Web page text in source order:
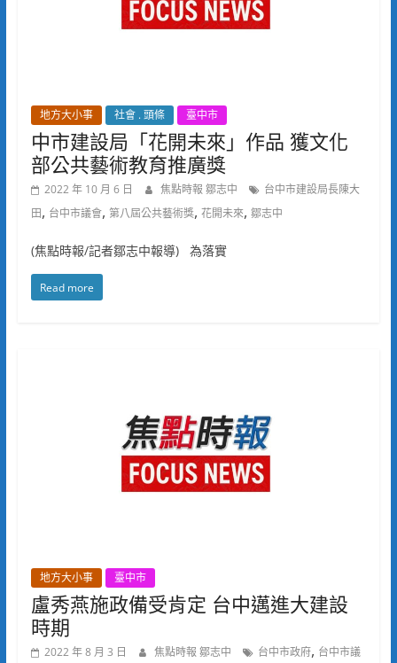
地方大小事 社會 . 頭條 臺中市
中市建設局「花開未來」作品 獲文化
部公共藝術教育推廣獎
2022 年 10 月 6 日 焦點時報 鄒志中
台中市建設局長陳大
田, 台中市議會, 第八屆公共藝術獎, 花開未來, 鄒志中
(焦點時報/記者鄒志中報導) 為落實
Read more
地方大小事 臺中市
盧秀燕施政備受肯定 台中邁進大建設
時期
2022 年 8 月 3 日 焦點時報 鄒志中 台中市政府, 台中市議